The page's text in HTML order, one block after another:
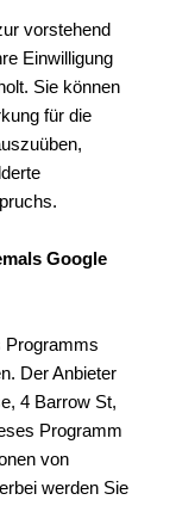
vorstehend
Einwilligung
Sie können
für die
Google
Programms
Der Anbieter
4 Barrow St,
Programm
von
werden Sie